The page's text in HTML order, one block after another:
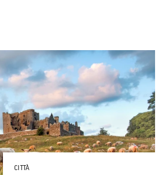
CITTÀ